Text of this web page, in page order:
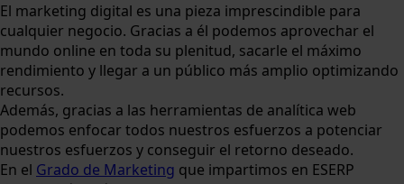
El marketing digital es una pieza imprescindible para
cualquier negocio. Gracias a él podemos aprovechar el
mundo online en toda su plenitud, sacarle el máximo
rendimiento y llegar a un público más amplio optimizando
recursos.
Además, gracias a las herramientas de analítica web
podemos enfocar todos nuestros esfuerzos a potenciar
nuestros esfuerzos y conseguir el retorno deseado.
En el Grado de Marketing que impartimos en ESERP